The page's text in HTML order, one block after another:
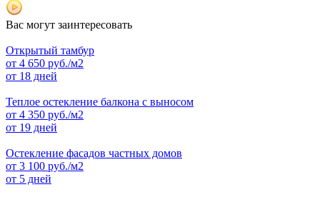
Вас могут заинтересовать
Открытый тамбур
от 4 650 руб./м2
от 18 дней
Теплое остекление балкона с выносом
от 4 350 руб./м2
от 19 дней
Остекление фасадов частных домов
от 3 100 руб./м2
от 5 дней